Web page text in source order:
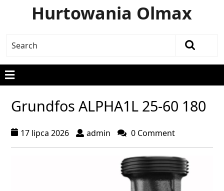
Hurtowania Olmax
Grundfos ALPHA1L 25-60 180
17 lipca 2026 admin 0 Comment